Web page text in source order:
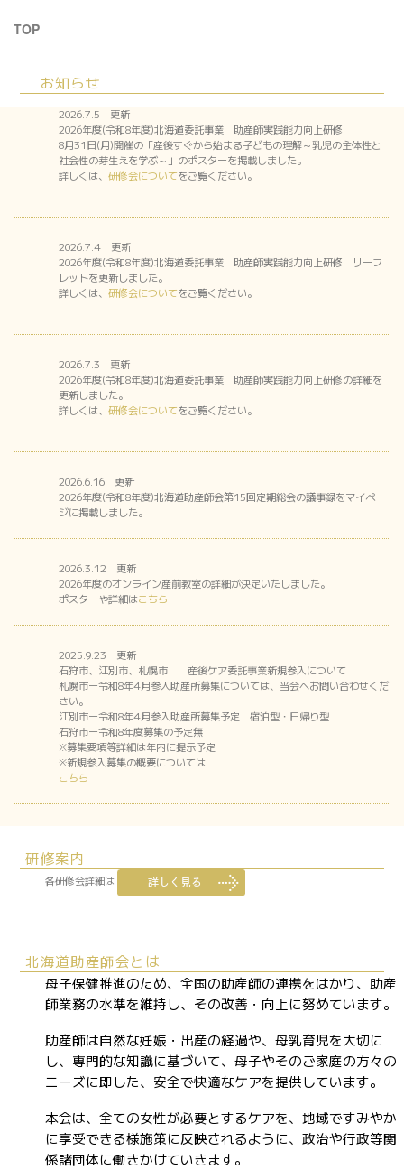
TOP
お知らせ
2026.7.5 更新
2026年度(令和8年度)北海道委託事業 助産師実践能力向上研修
8月31日(月)開催の「産後すぐから始まる子どもの理解～乳児の主体性と
社会性の芽生えを学ぶ～」のポスターを掲載しました。
詳しくは、 研修会についてをご覧ください。
2026.7.4 更新
2026年度(令和8年度)北海道委託事業 助産師実践能力向上研修 リーフ
レットを更新しました。
詳しくは、 研修会についてをご覧ください。
2026.7.3 更新
2026年度(令和8年度)北海道委託事業 助産師実践能力向上研修の詳細を
更新しました。
詳しくは、 研修会についてをご覧ください。
2026.6.16 更新
2026年度(令和8年度)北海道助産師会第15回定期総会の議事録をマイペー
ジに掲載しました。
2026.3.12 更新
2026年度のオンライン産前教室の詳細が決定いたしました。
ポスターや詳細はこちら
2025.9.23 更新
石狩市、江別市、札幌市 産後ケア委託事業新規参入について
札幌市ー令和8年4月参入助産所募集については、当会へお問い合わせくだ
さい。
江別市ー令和8年4月参入助産所募集予定 宿泊型・日帰り型
石狩市ー令和8年度募集の予定無
※募集要項等詳細は年内に提示予定
※新規参入募集の概要については
こちら
研修案内
各研修会詳細は
北海道助産師会とは
母子保健推進のため、全国の助産師の連携をはかり、助産
師業務の水準を維持し、その改善・向上に努めています。
助産師は自然な妊娠・出産の経過や、母乳育児を大切に
し、専門的な知識に基づいて、母子やそのご家庭の方々の
ニーズに即した、安全で快適なケアを提供しています。
本会は、全ての女性が必要とするケアを、地域ですみやか
に享受できる様施策に反映されるように、政治や行政等関
係諸団体に働きかけていきます。